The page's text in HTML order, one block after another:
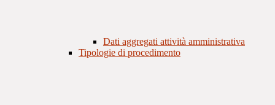
Dati aggregati attività amministrativa
Tipologie di procedimento